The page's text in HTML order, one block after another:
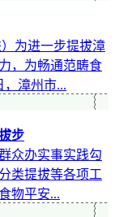
为进一步提拔漳
，为畅通范畴食
，漳州市...
步
众办实事实践勾
类提拔等各项工
物平安...